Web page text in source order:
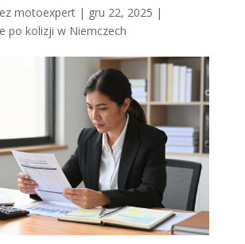
motoexpert| gru 22, 2025 |
po kolizji w Niemczech